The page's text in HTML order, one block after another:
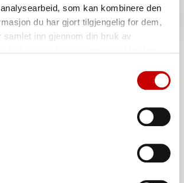
som kan kombinere den
du har gjort tilgjengelig for dem,
samlet inn gjennom din bruk av
Havredrikk naturell